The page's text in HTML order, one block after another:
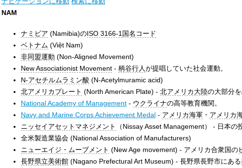
NAM
ナミビア (Namibia)のISO 3166-1国名コード
ベトナム (Việt Nam)
非同盟運動 (Non-Aligned Movement)
New Associationist Movement- 柄谷行人が提唱していた社会運動。
N-アセチルムラミン酸 (N-Acetylmuramic acid)
北アメリカプレート (North American Plate) - 北アメリカ大陸の大部分
National Academy of Management- ウクライナの高等教育機関。
Navy and Marine Corps Achievement Medal- アメリカ海軍・ アメリカ
ニッセイアセットマネジメント
（Nissay Asset Management） - 日本の
全米製造業協会 (National Association of Manufacturers)
ニューエイジ・ムーブメント (New Age movement) - アメリカ合衆国の
長野県立美術館(Nagano Prefectural Art Museum) - 長野県長野市にある